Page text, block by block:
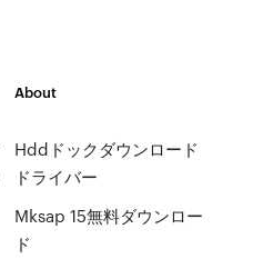
About
Hddドックダウンロード
ドライバー
Mksap 15無料ダウンロー
ド